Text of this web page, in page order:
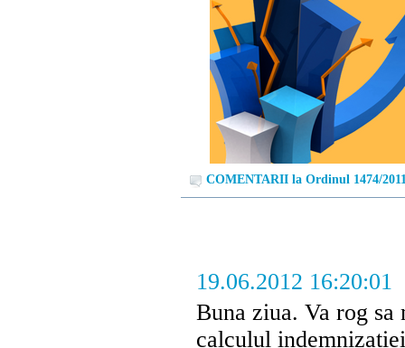
COMENTARII la Ordinul 1474/
19.06.2012 16:20:01
Buna ziua. Va rog
calculul